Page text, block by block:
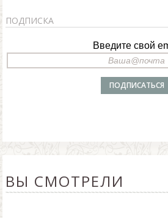
ПОДПИСКА
Введите свой
ВЫ СМОТРЕЛИ